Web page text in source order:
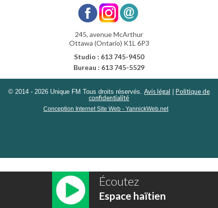
245, avenue McArthur
Ottawa (Ontario) K1L 6P3
Studio : 613 745-9450
Bureau : 613 745-5529
© 2014 - 2026 Unique FM Tous droits réservés. Avis légal
Politique de
confidentialité
Conception Internet Site Web - YannickWeb.net
Écoutez
Espace haïtien